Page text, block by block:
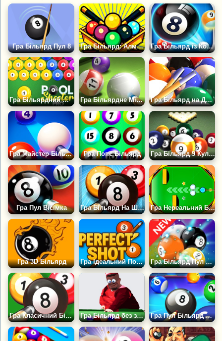
Гра Більярд Пул 8 Гра Більярд: Алмазний Челлендж Гра Більярд із Комп'ютером
Гра Більярдний Шутер PRO Гра Більярдне Місто Гра Більярд на Двох
Гра Майстер Більярду Гра Попс Більярд Гра Більярд 9 Кульок
Гра Пул Вісімка Гра Більярд На Швидкість Гра Нереальний Більярд
Гра 3D Більярд Гра Ідеальний Постріл Гра Більярд Пул Манія
Гра Класичний Більярд Гра Більярд без заморочок Гра Пул Більярд 8 Кульок